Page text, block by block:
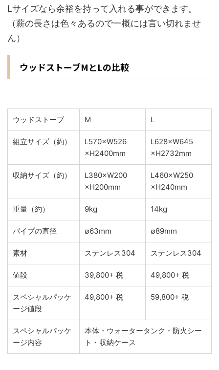
Lサイズなら余裕を持って入れる事ができます。
（薪の長さは色々あるので一概には言い切れませ
ん）
ウッドストーブMとLの比較
ウッドストーブ M L
組立サイズ（約）
L570×W526
×H2400mm
L628×W645
×H2732mm
収納サイズ（約）
L380×W200
×H200mm
L460×W250
×H240mm
重量（約） 9kg 14kg
パイプの直径 ∅63mm ∅89mm
素材 ステンレス304 ステンレス304
値段 39,800+ 税 49,800+ 税
スペシャルパッケ
ージ値段
49,800+ 税 59,800+ 税
スペシャルパッケ
ージ内容
本体・ウォータータンク・防火シー
ト・収納ケース